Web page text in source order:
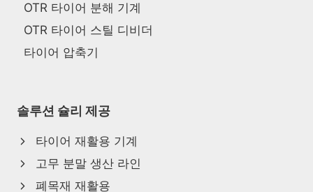
OTR 타이어 분해 기계
OTR 타이어 스틸 디비더
타이어 압축기
솔루션 슐리 제공
타이어 재활용 기계
고무 분말 생산 라인
폐목재 재활용